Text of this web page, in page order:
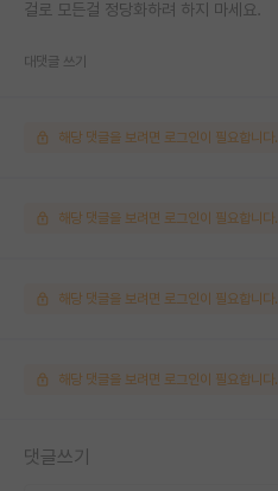
걸로 모든걸 정당화하려 하지 마세요.
대댓글 쓰기
해당 댓글을 보려면 로그인이 필요합니다.
해당 댓글을 보려면 로그인이 필요합니다.
해당 댓글을 보려면 로그인이 필요합니다.
해당 댓글을 보려면 로그인이 필요합니다.
댓글쓰기